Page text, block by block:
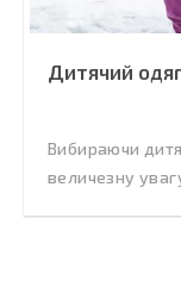
Дитячий
Вибираючи
величезну